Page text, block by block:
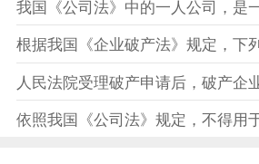
我国《公司法》中的一人公司，是
根据我国《企业破产法》规定，下
人民法院受理破产申请后，破产企
依照我国《公司法》规定，不得用